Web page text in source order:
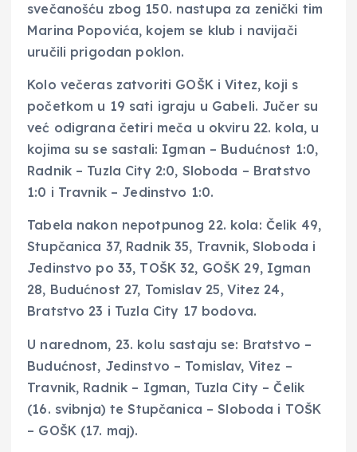
svečanošću zbog 150. nastupa za zenički tim
Marina Popovića, kojem se klub i navijači
uručili prigodan poklon.
Kolo večeras zatvoriti GOŠK i Vitez, koji s
početkom u 19 sati igraju u Gabeli. Jučer su
već odigrana četiri meča u okviru 22. kola, u
kojima su se sastali: Igman – Budućnost 1:0,
Radnik – Tuzla City 2:0, Sloboda – Bratstvo
1:0 i Travnik – Jedinstvo 1:0.
Tabela nakon nepotpunog 22. kola: Čelik 49,
Stupčanica 37, Radnik 35, Travnik, Sloboda i
Jedinstvo po 33, TOŠK 32, GOŠK 29, Igman
28, Budućnost 27, Tomislav 25, Vitez 24,
Bratstvo 23 i Tuzla City 17 bodova.
U narednom, 23. kolu sastaju se: Bratstvo –
Budućnost, Jedinstvo – Tomislav, Vitez –
Travnik, Radnik – Igman, Tuzla City – Čelik
(16. svibnja) te Stupčanica – Sloboda i TOŠK
– GOŠK (17. maj).